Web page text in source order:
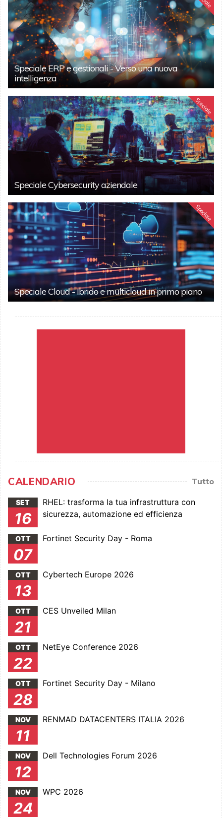
Speciale ERP e gestionali - Verso una nuova
intelligenza
Speciale
Speciale Cybersecurity aziendale
Speciale
Speciale Cloud - Ibrido e multicloud in primo piano
CALENDARIO Tutto
SET
16
RHEL: trasforma la tua infrastruttura con
sicurezza, automazione ed efficienza
OTT
07
Fortinet Security Day - Roma
OTT
13
Cybertech Europe 2026
OTT
21
CES Unveiled Milan
OTT
22
NetEye Conference 2026
OTT
28
Fortinet Security Day - Milano
NOV
11
RENMAD DATACENTERS ITALIA 2026
NOV
12
Dell Technologies Forum 2026
NOV
24
WPC 2026